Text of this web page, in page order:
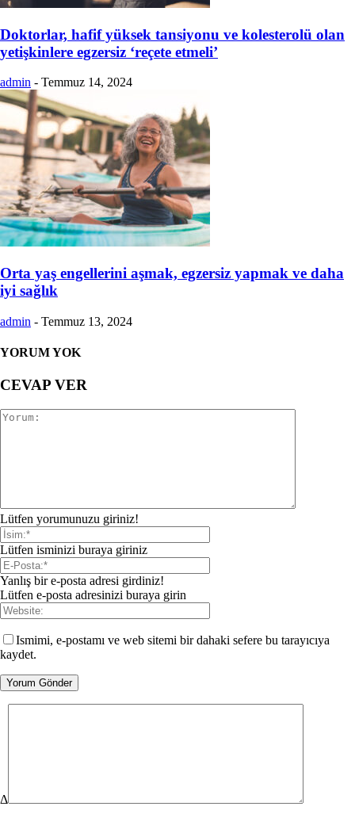
Doktorlar, hafif yüksek tansiyonu ve kolesterolü olan
yetişkinlere egzersiz ‘reçete etmeli’
admin - Temmuz 14, 2024
Orta yaş engellerini aşmak, egzersiz yapmak ve daha
iyi sağlık
admin - Temmuz 13, 2024
YORUM YOK
CEVAP VER
Lütfen yorumunuzu giriniz!
Lütfen isminizi buraya giriniz
Yanlış bir e-posta adresi girdiniz!
Lütfen e-posta adresinizi buraya girin
Ismimi, e-postamı ve web sitemi bir dahaki sefere bu tarayıcıya
kaydet.
Δ